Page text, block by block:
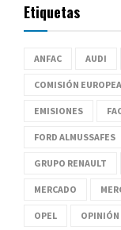
Etiquetas
ANFAC AUDI
COMISIÓN EUROPEA
EMISIONES
FORD ALMUSSAFES
GRUPO RENAULT
MERCADO
OPEL OPINIÓN